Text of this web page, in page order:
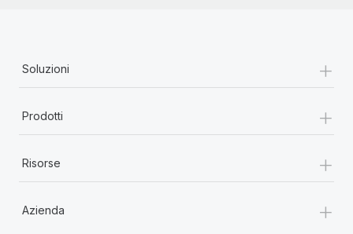
Soluzioni +
Prodotti +
Risorse +
Azienda +